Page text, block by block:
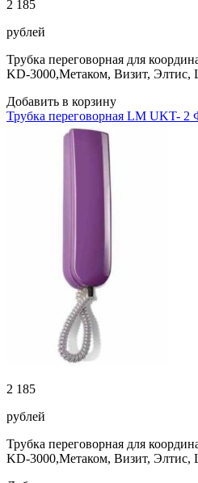
2 185
рублей
Трубка переговорная для
KD-3000,Метаком, Визит, Элтис,
Добавить в корзину
Трубка переговорная LM UKT- 2
2 185
рублей
Трубка переговорная для
KD-3000,Метаком, Визит, Элтис,